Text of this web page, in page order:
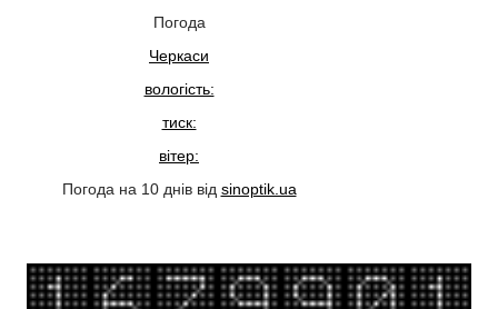
Погода
Черкаси
вологість:
тиск:
вітер:
Погода на 10 днів від sinoptik.ua